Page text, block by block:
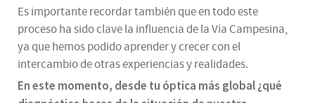
Es importante recordar también que en todo este
proceso ha sido clave la influencia de la Vía Campesina,
ya que hemos podido aprender y crecer con el
intercambio de otras experiencias y realidades.
En este momento, desde tu óptica más global ¿qué